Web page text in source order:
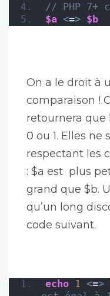
// PHP 7+
$a <=> $b
On a le droit à
comparaison !
retournera que
0 ou 1. Elles ne
respectant les
: $a est plus
grand que $b.
qu’un long
code suivant.
echo 1 <=>